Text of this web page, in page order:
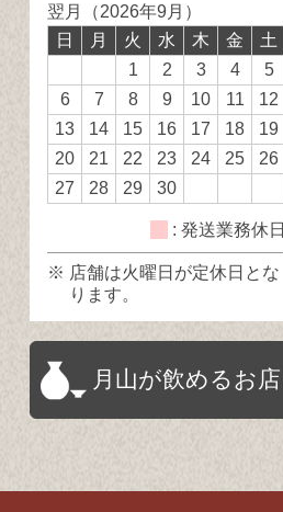
日
日
休
日
休
日
務
休
翌月（2026年9月）
日
月 火 水 木 金
土
1
2 3 4
5
6
7 8 9 10 11
12
13
14 15 16 17 18
19
20
21 22 23 24 25
26
27
28 29 30
: 発送業務休日
※ 店舗は火曜日が定休日とな
ります。
月山が飲めるお店